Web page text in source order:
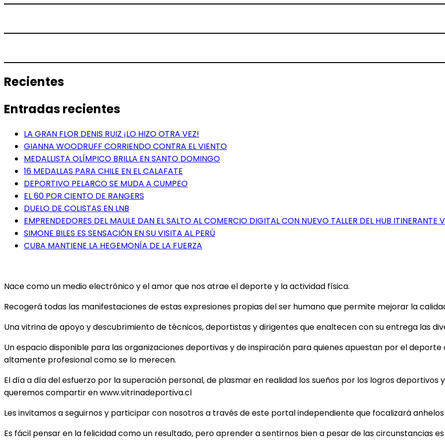
Recientes
Entradas recientes
LA GRAN FLOR DENIS RUIZ ¡LO HIZO OTRA VEZ!
GIANNA WOODRUFF CORRIENDO CONTRA EL VIENTO
MEDALLISTA OLÍMPICO BRILLA EN SANTO DOMINGO
16 MEDALLAS PARA CHILE EN EL CALAFATE
DEPORTIVO PELARCO SE MUDA A CUMPEO
EL 60 POR CIENTO DE RANGERS
DUELO DE COLISTAS EN LNB
EMPRENDEDORES DEL MAULE DAN EL SALTO AL COMERCIO DIGITAL CON NUEVO TALLER DEL HUB ITINERANTE
SIMONE BILES ES SENSACIÓN EN SU VISITA AL PERÚ
CUBA MANTIENE LA HEGEMONÍA DE LA FUERZA
Nace como un medio electrónico y el amor que nos atrae el deporte y la actividad física.
Recogerá todas las manifestaciones de estas expresiones propias del ser humano que permite mejorar la
Una vitrina de apoyo y descubrimiento de técnicos, deportistas y dirigentes que enaltecen con su entrega las
Un espacio disponible para las organizaciones deportivas y de inspiración para quienes apuestan por el
altamente profesional como se lo merecen.
El día a día del esfuerzo por la superación personal, de plasmar en realidad los sueños por los logros
queremos compartir en www.vitrinadeportiva.cl
Les invitamos a seguirnos y participar con nosotros a través de este portal independiente que focalizará
Es fácil pensar en la felicidad como un resultado, pero aprender a sentirnos bien a pesar de las circunstancias